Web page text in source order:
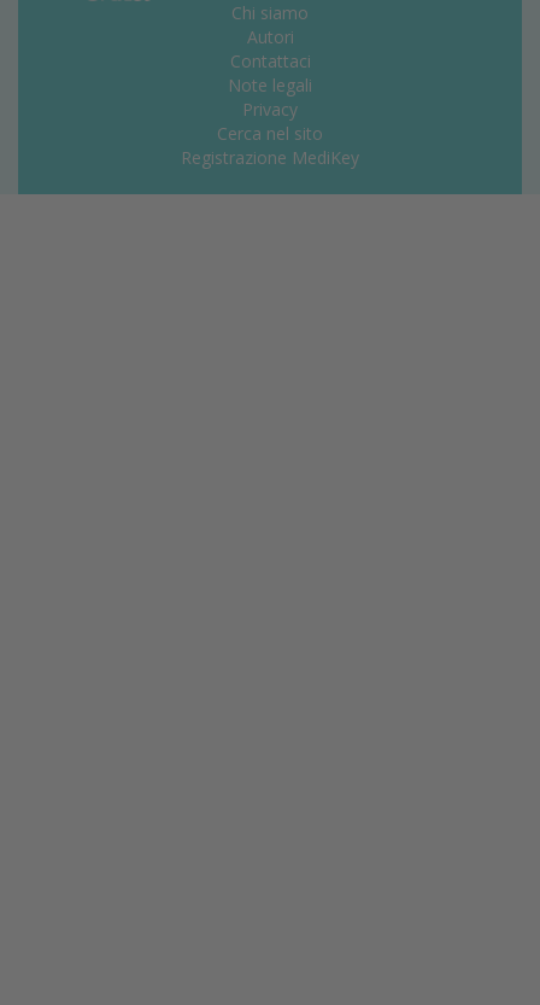
Chi siamo
Autori
Contattaci
Note legali
Privacy
Cerca nel sito
Registrazione MediKey